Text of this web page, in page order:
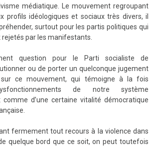
médiatique. Le mouvement regroupant
profils idéologiques et sociaux très divers, il
surtout pour les partis politiques qui
par les manifestants.
question pour le Parti socialiste de
ou de porter un quelconque jugement
ce mouvement, qui témoigne à la fois
de notre système
d’une certaine vitalité démocratique
fermement tout recours à la violence dans
quelque bord que ce soit, on peut toutefois